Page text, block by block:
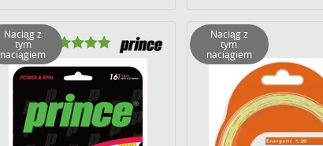
Naciąg z
tym
naciągiem
Naciąg z
tym
naciągiem